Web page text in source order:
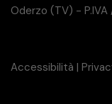
Oderzo (TV) - P.IVA
Accessibilità |